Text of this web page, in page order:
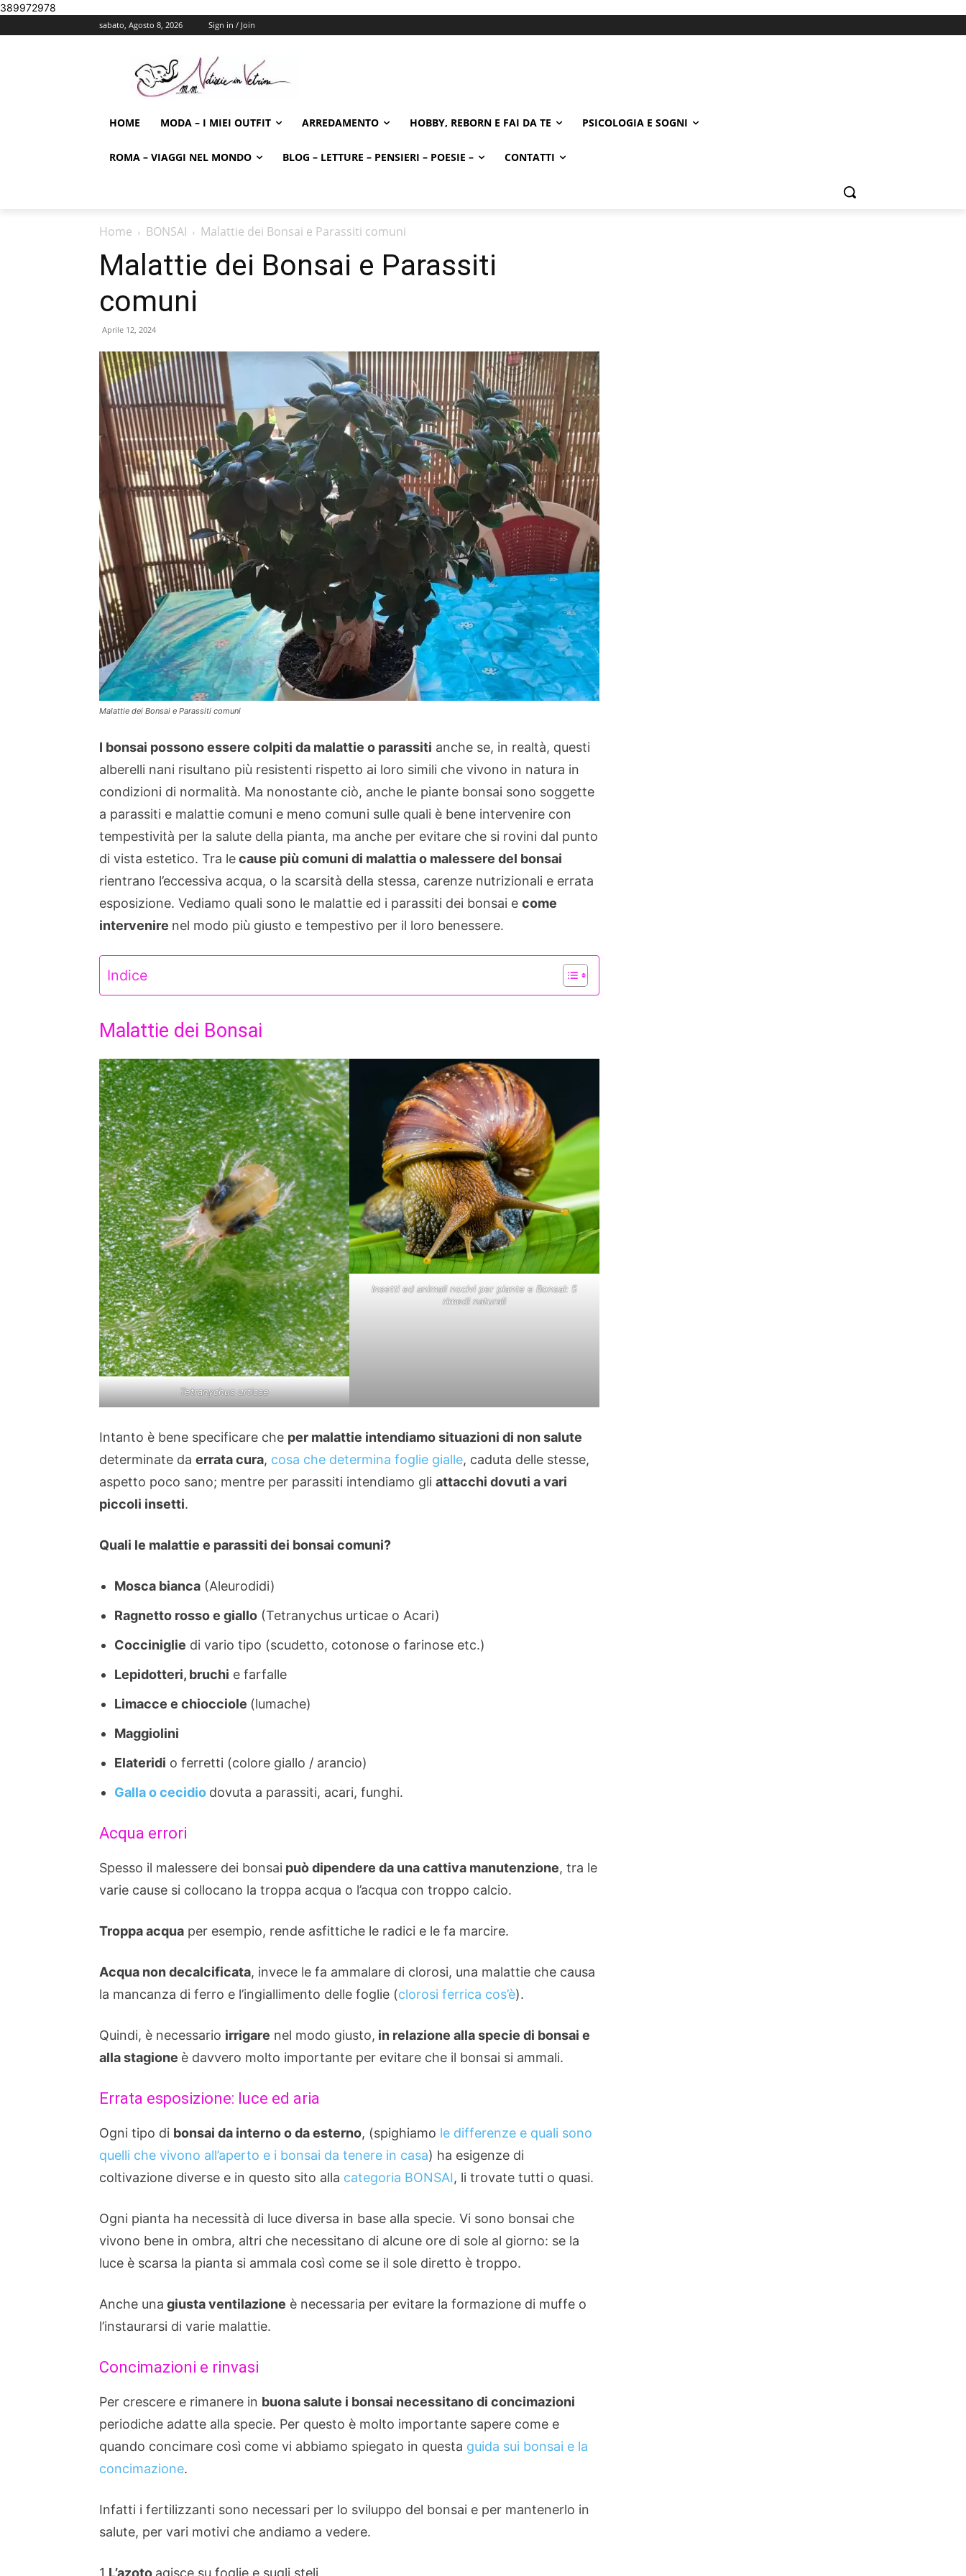
389972978
sabato, Agosto 8, 2026 Sign in / Join
HOME MODA – I MIEI OUTFIT ARREDAMENTO HOBBY, REBORN E FAI DA TE PSICOLOGIA E SOGNI
ROMA – VIAGGI NEL MONDO BLOG – LETTURE – PENSIERI – POESIE – CONTATTI
Home BONSAI Malattie dei Bonsai e Parassiti comuni
Malattie dei Bonsai e Parassiti
comuni
Aprile 12, 2024
Malattie dei Bonsai e Parassiti comuni
I bonsai possono essere colpiti da malattie o parassiti anche se, in realtà, questi
alberelli nani risultano più resistenti rispetto ai loro simili che vivono in natura in
condizioni di normalità. Ma nonostante ciò, anche le piante bonsai sono soggette
a parassiti e malattie comuni e meno comuni sulle quali è bene intervenire con
tempestività per la salute della pianta, ma anche per evitare che si rovini dal punto
di vista estetico. Tra lecause più comuni di malattia o malessere del bonsai
rientrano l’eccessiva acqua, o la scarsità della stessa, carenze nutrizionali e errata
esposizione. Vediamo quali sono le malattie ed i parassiti dei bonsai e come
intervenire nel modo più giusto e tempestivo per il loro benessere.
Indice
Malattie dei Bonsai
Tetranychus urticae
Insetti ed animali nocivi per piante e Bonsai: 5
rimedi naturali
Intanto è bene specificare che per malattie intendiamo situazioni di non salute
determinate da errata cura, cosa che determina foglie gialle, caduta delle stesse,
aspetto poco sano; mentre per parassiti intendiamo gli attacchi dovuti a vari
piccoli insetti.
Quali le malattie e parassiti dei bonsai comuni?
Mosca bianca (Aleurodidi)
Ragnetto rosso e giallo (Tetranychus urticae o Acari)
Cocciniglie di vario tipo (scudetto, cotonose o farinose etc.)
Lepidotteri, bruchi e farfalle
Limacce e chiocciole (lumache)
Maggiolini
Elateridi o ferretti (colore giallo / arancio)
Galla o cecidio dovuta a parassiti, acari, funghi.
Acqua errori
Spesso il malessere dei bonsai può dipendere da una cattiva manutenzione, tra le
varie cause si collocano la troppa acqua o l’acqua con troppo calcio.
Troppa acqua per esempio, rende asfittiche le radici e le fa marcire.
Acqua non decalcificata, invece le fa ammalare di clorosi, una malattie che causa
la mancanza di ferro e l’ingiallimento delle foglie (clorosi ferrica cos’è).
Quindi, è necessario irrigare nel modo giusto, in relazione alla specie di bonsai e
alla stagione è davvero molto importante per evitare che il bonsai si ammali.
Errata esposizione: luce ed aria
Ogni tipo di bonsai da interno o da esterno, (spighiamo le differenze e quali sono
quelli che vivono all’aperto e i bonsai da tenere in casa) ha esigenze di
coltivazione diverse e in questo sito alla categoria BONSAI, li trovate tutti o quasi.
Ogni pianta ha necessità di luce diversa in base alla specie. Vi sono bonsai che
vivono bene in ombra, altri che necessitano di alcune ore di sole al giorno: se la
luce è scarsa la pianta si ammala così come se il sole diretto è troppo.
Anche una giusta ventilazione è necessaria per evitare la formazione di muffe o
l’instaurarsi di varie malattie.
Concimazioni e rinvasi
Per crescere e rimanere in buona salute i bonsai necessitano di concimazioni
periodiche adatte alla specie. Per questo è molto importante sapere come e
quando concimare così come vi abbiamo spiegato in questa guida sui bonsai e la
concimazione.
Infatti i fertilizzanti sono necessari per lo sviluppo del bonsai e per mantenerlo in
salute, per vari motivi che andiamo a vedere.
1 L’azoto agisce su foglie e sugli steli.